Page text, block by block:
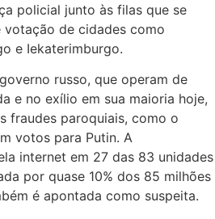
policial junto às filas que se
de cidades como
e Iekaterimburgo.
russo, que operam de
e no exílio em sua maioria hoje,
fraudes paroquiais, como o
votos para Putin. A
internet em 27 das 83 unidades
por quase 10% dos 85 milhões
é apontada como suspeita.